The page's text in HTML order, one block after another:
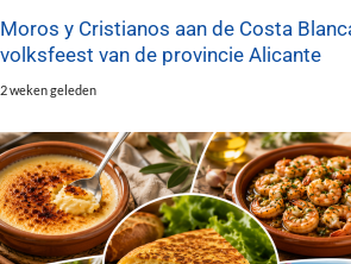
Moros y Cristianos aan de Costa
volksfeest van de provincie Alicante
2 weken geleden